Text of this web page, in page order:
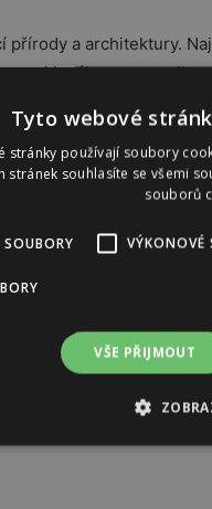
přírody a architektury.
cyklovýlety, romantiku
Tyto webové
stránky používají soubory
stránek souhlasíte se všemi
souborů
VÝKONOVÉ
VŠE PŘIJMOUT